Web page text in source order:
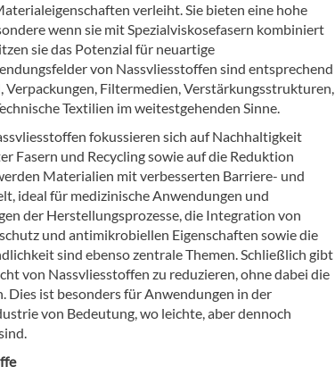
verleiht. Sie bieten eine hohe
wenn sie mit Spezialviskosefasern kombiniert
sie das Potenzial für neuartige
von Nassvliesstoffen sind entsprechend
Verpackungen, Filtermedien, Verstärkungsstrukturen,
Textilien im weitestgehenden Sinne.
fokussieren sich auf Nachhaltigkeit
Fasern und Recycling sowie auf die Reduktion
Materialien mit verbesserten Barriere- und
ideal für medizinische Anwendungen und
der Herstellungsprozesse, die Integration von
und antimikrobiellen Eigenschaften sowie die
sind ebenso zentrale Themen. Schließlich gibt
von Nassvliesstoffen zu reduzieren, ohne dabei die
Dies ist besonders für Anwendungen in der
von Bedeutung, wo leichte, aber dennoch